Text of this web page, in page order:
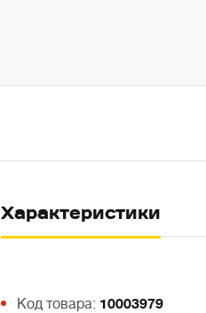
Характеристики
Код товара: 10003979